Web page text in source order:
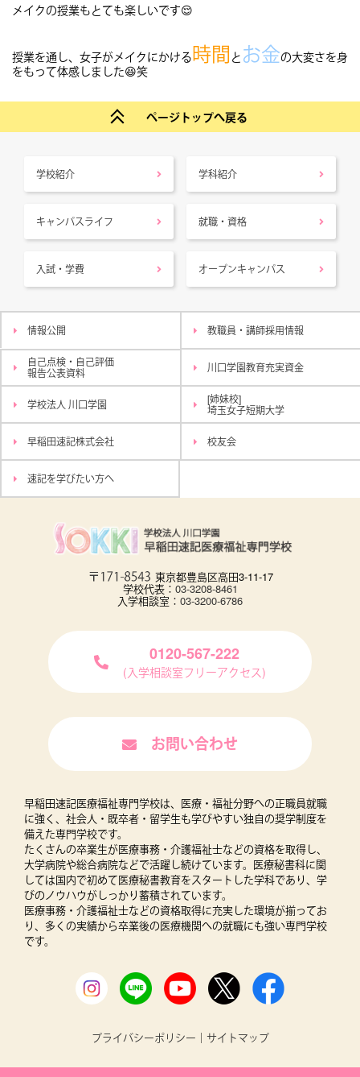
メイクの授業もとても楽しいです😌
授業を通し、女子がメイクにかける時間 と お金の大変さを身
をもって体感しました😆笑
ページトップへ戻る
学校紹介 学科紹介
キャンパスライフ 就職・資格
入試・学費 オープンキャンパス
情報公開 教職員・講師採用情報
自己点検・自己評価
報告公表資料
川口学園教育充実資金
学校法人 川口学園
[姉妹校]
埼玉女子短期大学
早稲田速記株式会社 校友会
速記を学びたい方へ
東京都豊島区高田3-11-17
学校代表： 03-3208-8461
入学相談室： 03-3200-6786
0120-567-222
(入学相談室フリーアクセス)
お問い合わせ
早稲田速記医療福祉専門学校は、医療・福祉分野への正職員就職
に強く、社会人・既卒者・留学生も学びやすい独自の奨学制度を
備えた専門学校です。
たくさんの卒業生が医療事務・介護福祉士などの資格を取得し、
大学病院や総合病院などで活躍し続けています。医療秘書科に関
しては国内で初めて医療秘書教育をスタートした学科であり、学
びのノウハウがしっかり蓄積されています。
医療事務・介護福祉士などの資格取得に充実した環境が揃ってお
り、多くの実績から卒業後の医療機関への就職にも強い専門学校
です。
プライバシーポリシー ｜ サイトマップ